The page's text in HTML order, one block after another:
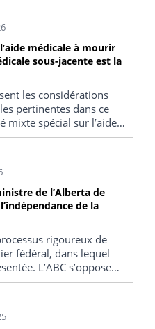
médicale à mourir
sous-jacente est la
les considérations
pertinentes dans ce
mixte spécial sur l’aide
de l’Alberta de
de la
rigoureux de
fédéral, dans lequel
L’ABC s’oppose
de cesser le
soient satisfaites,
ferait peser sur les